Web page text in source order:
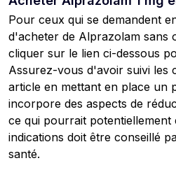
Pour ceux qui se demandent
d'acheter de Alprazolam sans
cliquer sur le lien ci-dessous
Assurez-vous d'avoir suivi les
article en mettant en place un
incorpore des aspects de
ce qui pourrait
indications doit être conseillé
santé.